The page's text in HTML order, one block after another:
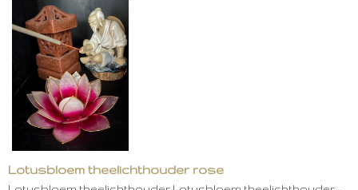
Lotusbloem theelichthouder rose